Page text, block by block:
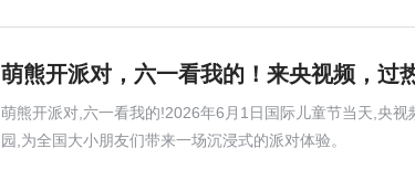
萌熊开派对，六一看我的！来央视频，过
萌熊开派对,六一看我的!2026年6月1日国际儿童节当天,央
园,为全国大小朋友们带来一场沉浸式的派对体验。